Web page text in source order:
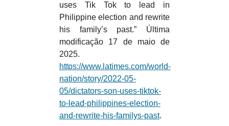
uses Tik Tok to lead in
Philippine election and rewrite
his family’s past.” Última
modificação 17 de maio de
2025.
https://www.latimes.com/world-
nation/story/2022-05-
05/dictators-son-uses-tiktok-
to-lead-philippines-election-
and-rewrite-his-familys-past.